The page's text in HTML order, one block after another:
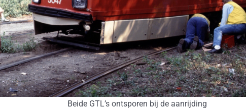
Beide GTL’s ontsporen bij de aanrijding